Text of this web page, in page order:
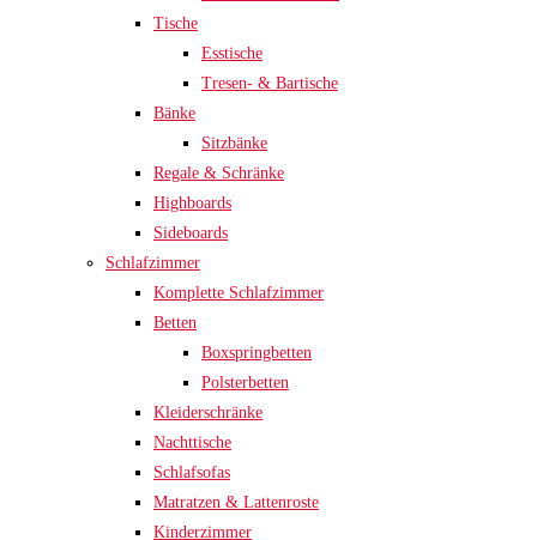
Tische
Esstische
Tresen- & Bartische
Bänke
Sitzbänke
Regale & Schränke
Highboards
Sideboards
Schlafzimmer
Komplette Schlafzimmer
Betten
Boxspringbetten
Polsterbetten
Kleiderschränke
Nachttische
Schlafsofas
Matratzen & Lattenroste
Kinderzimmer